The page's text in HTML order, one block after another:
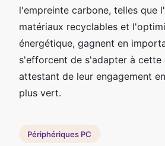
l'empreinte carbone, telles que
matériaux recyclables et
énergétique, gagnent en
s'efforcent de s'adapter à cette
attestant de leur engagement
plus vert.
Périphériques PC